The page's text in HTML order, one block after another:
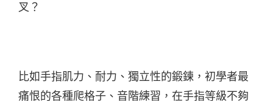
叉？
比如手指肌力、耐力、獨立性的鍛鍊，初學者最
痛恨的各種爬格子、音階練習，在手指等級不夠